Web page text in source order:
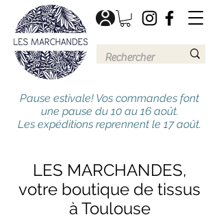
Pause estivale! Vos commandes font
une pause du 10 au 16 août.
Les expéditions reprennent le 17 août.
LES MARCHANDES,
votre boutique de tissus
à Toulouse